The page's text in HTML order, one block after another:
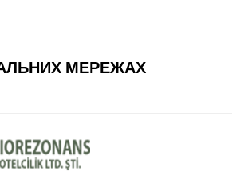
МЕРЕЖАХ